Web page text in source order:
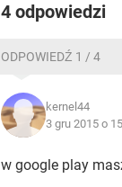
4 odpowiedzi
ODPOWIEDŹ 1 / 4
kernel44
3 gru 2015 o
w google play